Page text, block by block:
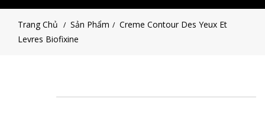
Trang Chủ / Sản Phẩm / Creme Contour Des Yeux Et
Levres Biofixine